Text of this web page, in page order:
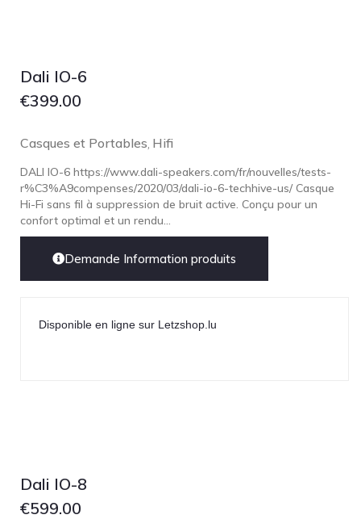
Dali IO-6
€399.00
Casques et Portables Hifi
DALI IO-6 https://www.dali-speakers.com/fr/nouvelles/tests-
r%C3%A9compenses/2020/03/dali-io-6-techhive-us/ Casque
Hi-Fi sans fil à suppression de bruit active. Conçu pour un
confort optimal et un rendu...
Demande Information produits
Disponible en ligne sur Letzshop.lu
Dali IO-8
€599.00